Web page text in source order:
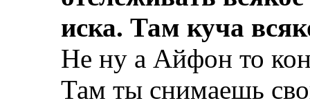
иска. Там куча
Не ну а Айфон то
Там ты снимаешь